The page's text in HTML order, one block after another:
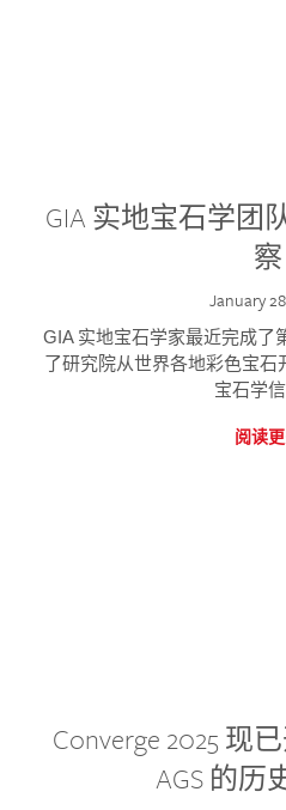
GIA 实地宝石学团
察
January
GIA 实地宝石学家最近完成了
了研究院从世界各地彩色宝石
宝石学信
阅读
Converge 2025 现
AGS 的历